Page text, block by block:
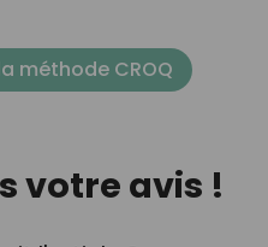
méthode CROQ
votre avis !